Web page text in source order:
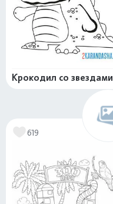
Крокодил со звездами
619